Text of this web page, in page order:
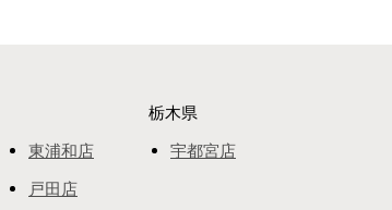
東浦和店
戸田店
栃木県
宇都宮店